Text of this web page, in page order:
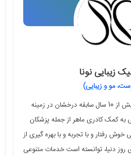
زیبایی نونا
مو و زیبایی)
کلینیک زیبایی نونا با بیش از 10 سال سابقه درخشان در زمینه
کمک کادری ماهر از جمله پزشکان
رفتار و با تجربه و با بهره گیری از
روز دنیا، توانسته است خدمات متنوعی